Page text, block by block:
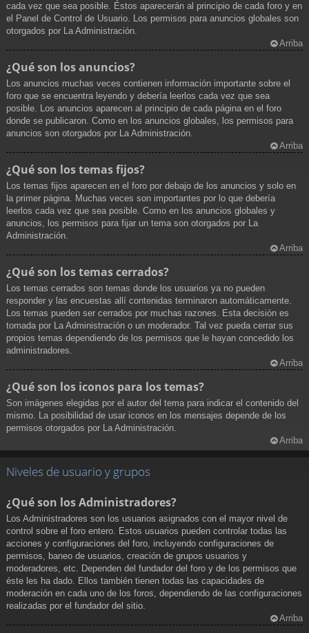
cada vez que sea posible. Éstos aparecerán al principio de cada foro y en
el Panel de Control de Usuario. Los permisos para anuncios globales son
otorgados por La Administración.
Arriba
¿Qué son los anuncios?
Los anuncios muchas veces contienen información importante sobre el
foro que se encuentra leyendo y debería leerlos cada vez que sea
posible. Los anuncios aparecen al principio de cada página en el foro
donde se publicaron. Como en los anuncios globales, los permisos para
anuncios son otorgados por La Administración.
Arriba
¿Qué son los temas fijos?
Los temas fijos aparecen en el foro por debajo de los anuncios y solo en
la primer página. Muchas veces son importantes por lo que debería
leerlos cada vez que sea posible. Como en los anuncios globales y
anuncios, los permisos para fijar un tema son otorgados por La
Administración.
Arriba
¿Qué son los temas cerrados?
Los temas cerrados son temas donde los usuarios ya no pueden
responder y las encuestas allí contenidas terminaron automáticamente.
Los temas pueden ser cerrados por muchas razones. Esta decisión es
tomada por La Administración o un moderador. Tal vez pueda cerrar sus
propios temas dependiendo de los permisos que le hayan concedido los
administradores.
Arriba
¿Qué son los iconos para los temas?
Son imágenes elegidas por el autor del tema para indicar el contenido del
mismo. La posibilidad de usar iconos en los mensajes depende de los
permisos otorgados por La Administración.
Arriba
Niveles de usuario y grupos
¿Qué son los Administradores?
Los Administradores son los usuarios asignados con el mayor nivel de
control sobre el foro entero. Estos usuarios pueden controlar todas las
acciones y configuraciones del foro, incluyendo configuraciones de
permisos, baneo de usuarios, creación de grupos usuarios y
moderadores, etc. Dependen del fundador del foro y de los permisos que
éste les ha dado. Ellos también tienen todas las capacidades de
moderación en cada uno de los foros, dependiendo de las configuraciones
realizadas por el fundador del sitio.
Arriba